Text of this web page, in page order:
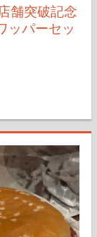
舗突破記念
ッパーセッ